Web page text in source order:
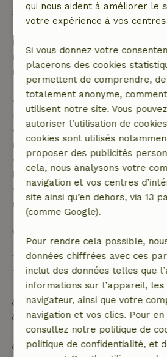
Si tu annules dans le délai
remboursement intégral du
réservation. Passé ce délai, tu
remboursement partiel du coût
remboursement à 100 % de
• jusqu'à 42 jours avant l'arrivée
de 70 %
• entre 42 et 28 jours avant
remboursement de 40 %
• de 28 jours avant l'arrivée
l'arrivée : remboursement de 10
• le jour de l'arrivée ou après :
remboursement
Voir tout
Durabilité
Matériaux d'isolation naturelle
Construit avec des matériaux
naturels
Les déchets alimentaires sont
qui nous aident à améliorer le
votre expérience à vos centres
Si vous donnez votre
placerons des cookies
permettent de comprendre,
totalement anonyme,
utilisent notre site. Vous
autoriser l’utilisation de
cookies sont utilisés
proposer des publicités
cela, nous analysons votre
navigation et vos centres
site ainsi qu’en dehors, via 13
(comme Google).
Pour rendre cela possible,
données chiffrées avec ces
inclut des données telles que
informations sur l’appareil,
navigateur, ainsi que votre
navigation et vos clics. Pour
consultez notre politique de
politique de confidentialité, et